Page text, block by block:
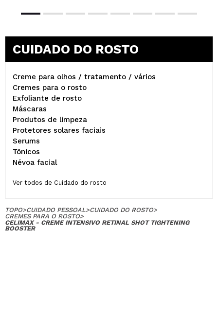
CUIDADO DO ROSTO
Creme para olhos / tratamento / vários
Cremes para o rosto
Exfoliante de rosto
Máscaras
Produtos de limpeza
Protetores solares faciais
Serums
Tônicos
Névoa facial
Ver todos de Cuidado do rosto
TOPO>CUIDADO PESSOAL>CUIDADO DO ROSTO>
CREMES PARA O ROSTO>
CELIMAX - CREME INTENSIVO RETINAL SHOT TIGHTENING
BOOSTER